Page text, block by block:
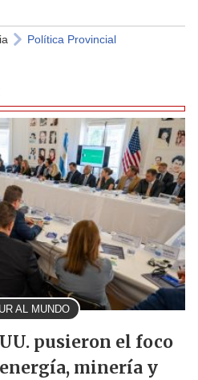
Política Provincial
AL MUNDO
pusieron el foco
minería y